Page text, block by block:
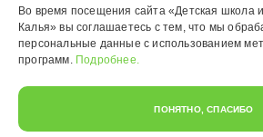
Калья». Использование материалов
администрацией
Обработка
Во время посещения сайта «Детская школа
Калья» вы соглашаетесь с тем, что мы
персональные данные с использованием
программ. Подробнее.
ПОНЯТНО, СПАСИБО